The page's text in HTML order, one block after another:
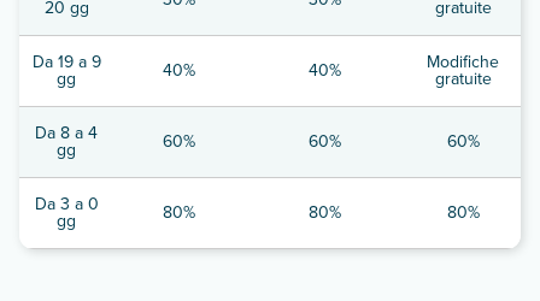
20 gg gratuite
Da 19 a 9
gg 40% 40% Modifiche
gratuite
Da 8 a 4
gg 60% 60% 60%
Da 3 a 0
gg 80% 80% 80%